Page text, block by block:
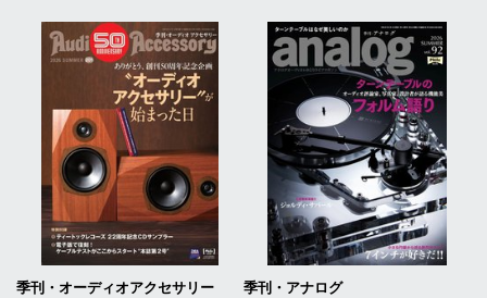
季刊・オーディオアクセサリー 季刊・アナログ